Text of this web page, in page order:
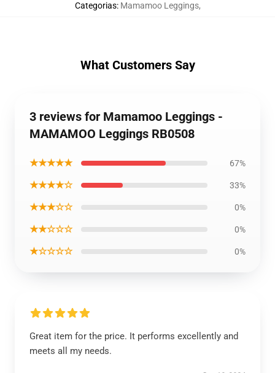
Categorias: Mamamoo Leggings,
What Customers Say
3 reviews for Mamamoo Leggings -
MAMAMOO Leggings RB0508
★★★★★ 67%
★★★★☆ 33%
★★★☆☆ 0%
★★☆☆☆ 0%
★☆☆☆☆ 0%
Great item for the price. It performs excellently and
meets all my needs.